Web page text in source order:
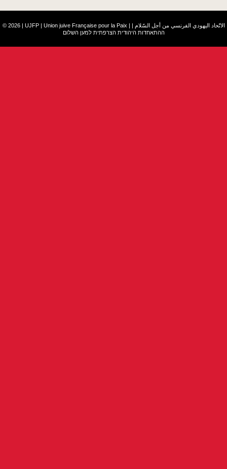
© 2026 | UJFP | Union juive Française pour la Paix | الاتّحاد اليهودي الفرنسي من أجل السّلام |
ההתאחדות היהודית הצרפתית למען השלום